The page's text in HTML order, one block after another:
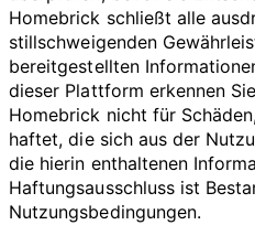
Homebrick schließt alle
stillschweigenden
bereitgestellten
dieser Plattform erkennen
Homebrick nicht für
haftet, die sich aus der
die hierin enthaltenen
Haftungsausschluss ist
Nutzungsbedingungen.